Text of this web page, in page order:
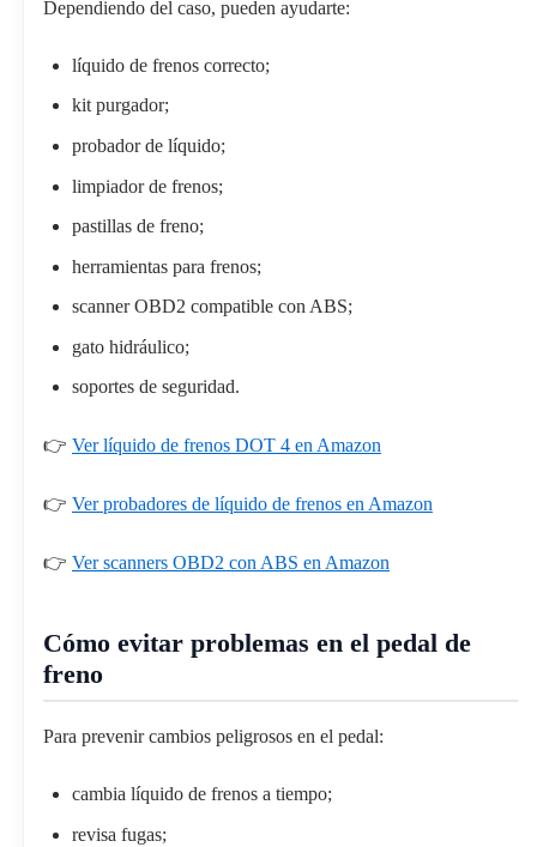
Dependiendo del caso, pueden ayudarte:
líquido de frenos correcto;
kit purgador;
probador de líquido;
limpiador de frenos;
pastillas de freno;
herramientas para frenos;
scanner OBD2 compatible con ABS;
gato hidráulico;
soportes de seguridad.
👉 Ver líquido de frenos DOT 4 en Amazon
👉 Ver probadores de líquido de frenos en Amazon
👉 Ver scanners OBD2 con ABS en Amazon
Cómo evitar problemas en el pedal de
freno
Para prevenir cambios peligrosos en el pedal:
cambia líquido de frenos a tiempo;
revisa fugas;